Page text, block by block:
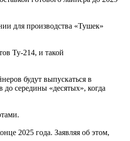
для производства «Тушек»
Ту-214, и такой
будут выпускаться в
середины «десятых», когда
2025 года. Заявляя об этом,